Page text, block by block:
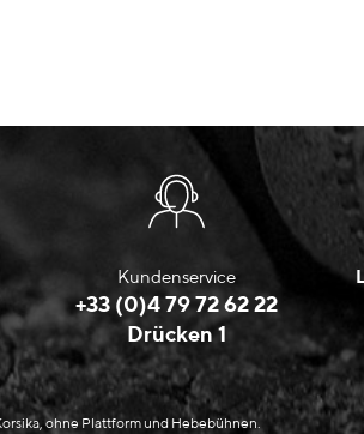
Kundenservice
+33 (0)4 79 72 62 22
Drücken 1
ohne Plattform und Hebebühnen.